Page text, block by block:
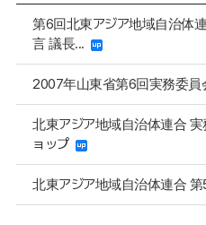
第6回北東アジア地域自治体
言 議長...
2007年山東省第6回実務委
北東アジア地域自治体連合
ョップ
北東アジア地域自治体連合